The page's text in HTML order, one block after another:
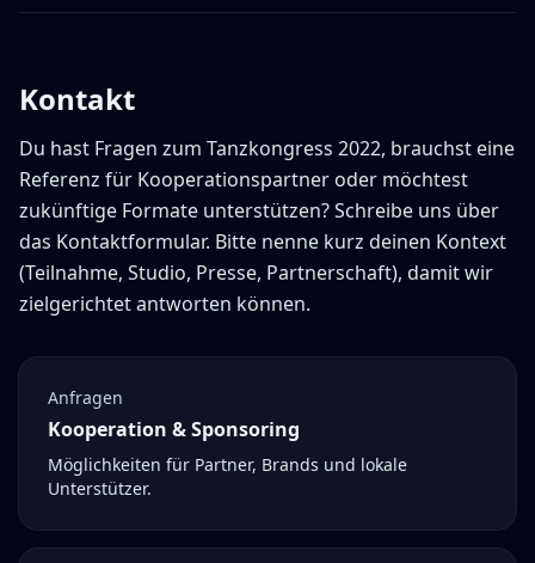
Kontakt
Du hast Fragen zum Tanzkongress 2022, brauchst eine
Referenz für Kooperationspartner oder möchtest
zukünftige Formate unterstützen? Schreibe uns über
das Kontaktformular. Bitte nenne kurz deinen Kontext
(Teilnahme, Studio, Presse, Partnerschaft), damit wir
zielgerichtet antworten können.
Anfragen
Kooperation & Sponsoring
Möglichkeiten für Partner, Brands und lokale
Unterstützer.